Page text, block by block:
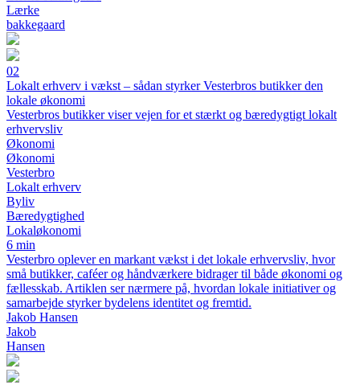
Lærke
bakkegaard
02
Lokalt erhverv i vækst – sådan styrker Vesterbros butikker den
lokale økonomi
Vesterbros butikker viser vejen for et stærkt og bæredygtigt lokalt
erhvervsliv
Økonomi
Økonomi
Vesterbro
Lokalt erhverv
Byliv
Bæredygtighed
Lokaløkonomi
6 min
Vesterbro oplever en markant vækst i det lokale erhvervsliv, hvor
små butikker, caféer og håndværkere bidrager til både økonomi og
fællesskab. Artiklen ser nærmere på, hvordan lokale initiativer og
samarbejde styrker bydelens identitet og fremtid.
Jakob Hansen
Jakob
Hansen